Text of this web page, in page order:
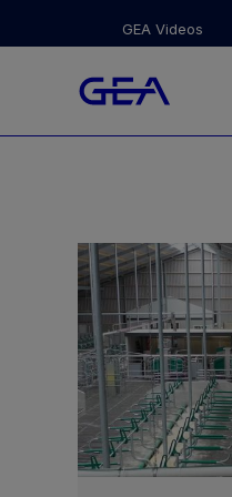
GEA Videos